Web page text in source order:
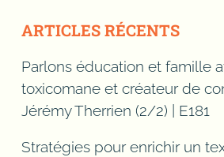
ARTICLES RÉCENTS
Parlons éducation et famille
toxicomane et créateur de
Jérémy Therrien (2/2) | E181
Stratégies pour enrichir un